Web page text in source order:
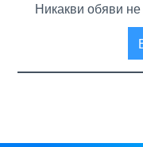
Никакви обяви